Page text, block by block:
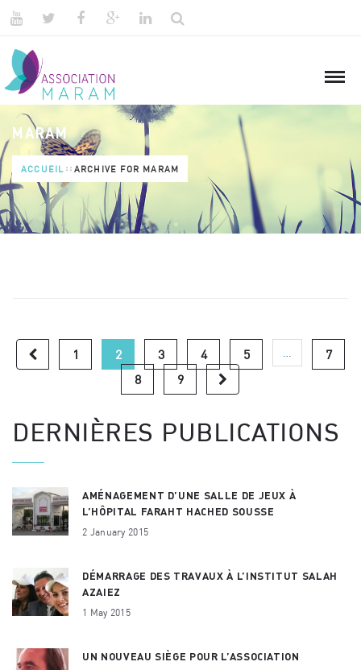
MARAM
ACCUEIL ARCHIVE FOR MARAM
1 2 3 4 5
7
8
9
DERNIÈRES PUBLICATIONS
AMÉNAGEMENT D’UNE SALLE DE JEUX À
L’HÔPITAL FARAHT HACHED SOUSSE
2 January 2015
DÉMARRAGE DES TRAVAUX À L’INSTITUT SALAH
AZAIEZ
1 May 2015
UN NOUVEAU SIÈGE POUR L’ASSOCIATION